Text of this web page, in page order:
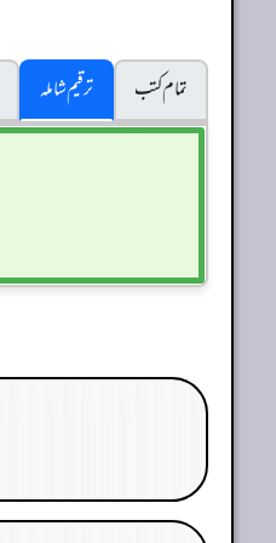
تمام کتب
ترقیم شاملہ